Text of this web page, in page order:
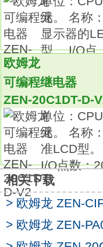
来拓宽视野单位
名称：通信类型。
I/O点数：9点。
LCD显示器：是。
电源电压：DC12
输入：6点，
继电器输出：3点
按钮、日历和时钟
模拟量输入：是。
使用增强功能和
纤巧本体（70mm
欧姆龙ZEN-CIF01
使用LCD和操作按
此单个单元轻松
和时间切换功能。
元。 名称
显示器的
型。 I/O点
欧姆龙
可编程继电器
ZEN-20C1DT-D-
单位：
元。 名称
准LCD型。
I/O点数：
相关下载
> 欧姆龙 ZEN-
> 欧姆龙 ZEN-